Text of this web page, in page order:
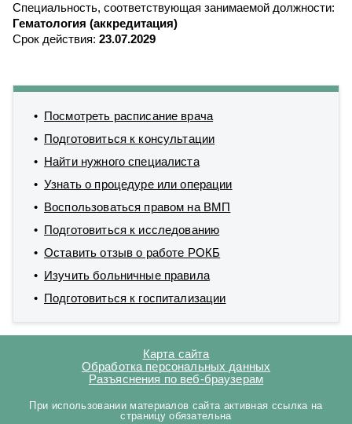
Специальность, соответствующая занимаемой должности:
Гематология (аккредитация)
Срок действия: 23.07.2029
Посмотреть расписание врача
Подготовиться к консультации
Найти нужного специалиста
Узнать о процедуре или операции
Воспользоваться правом на ВМП
Подготовиться к исследованию
Оставить отзыв о работе РОКБ
Изучить больничные правила
Подготовиться к госпитализации
Карта сайта
Обработка персональных данных
Разъяснения по веб-браузерам
При использовании материалов сайта активная ссылка на
страницу обязательна